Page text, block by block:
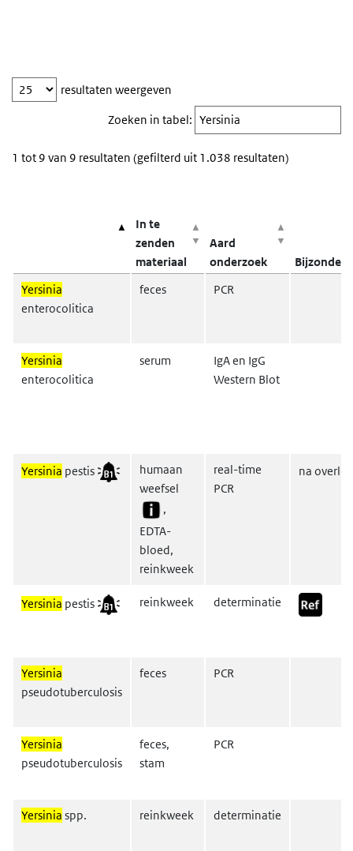
resultaten weergeven
Zoeken in tabel:
1 tot 9 van 9 resultaten (gefilterd uit 1.038 resultaten)
In te
zenden
materiaal
Aard
onderzoek
Yersinia
enterocolitica
feces PCR
Yersinia
enterocolitica
serum
IgA en IgG
Western Blot
Yersinia pestis
humaan
weefsel
,
EDTA-
bloed,
reinkweek
real-time
PCR
na
Yersinia pestis reinkweek determinatie
Yersinia
pseudotuberculosis
feces PCR
Yersinia
pseudotuberculosis
feces,
stam
PCR
Yersinia spp. reinkweek determinatie